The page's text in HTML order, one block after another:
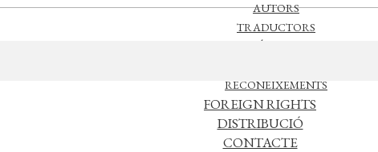
AUTORS
TRADUCTORS
NOTÍCIES
RECONEIXEMENTS
FOREIGN RIGHTS
DISTRIBUCIÓ
CONTACTE